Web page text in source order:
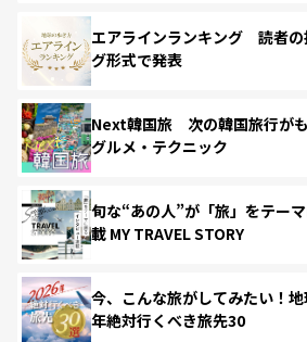
エアラインランキング 読者の
グ形式で発表
Next韓国旅 次の韓国旅行がも
グルメ・テクニック
旬な“あの人”が「旅」をテー
載 MY TRAVEL STORY
今、こんな旅がしてみたい！
年絶対行くべき旅先30